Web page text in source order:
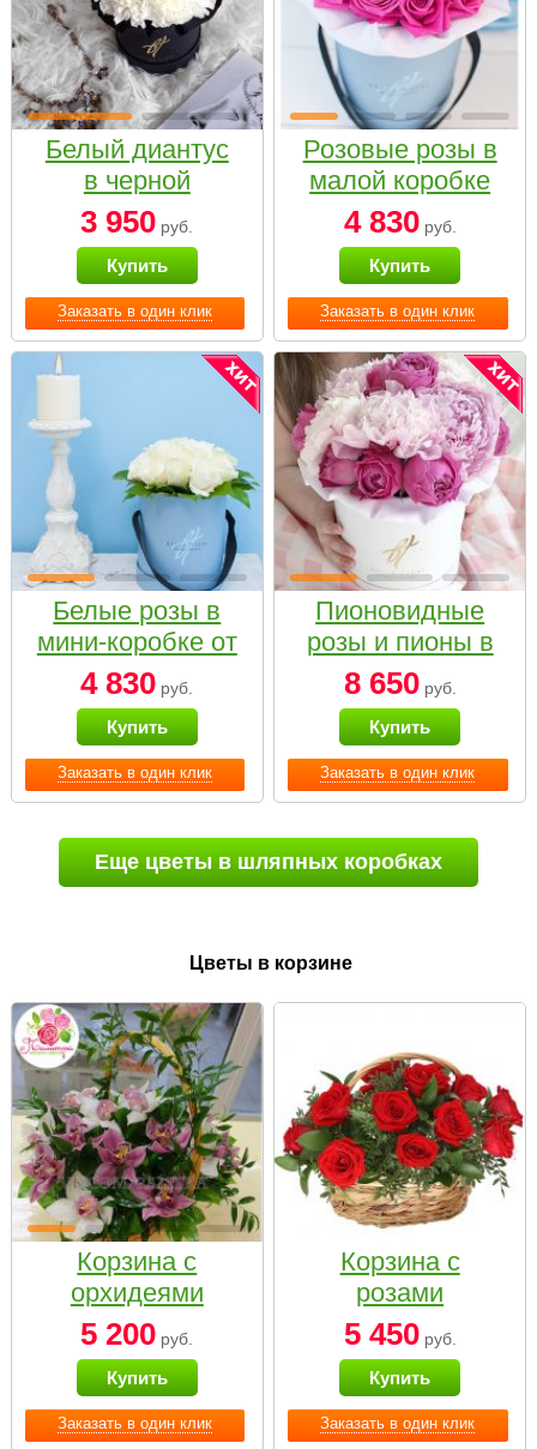
Заказать в один клик
Белый диантус
в черной
коробке Small
3 950 руб.
Купить
Заказать в один клик
Розовые розы в
малой коробке
4 830руб.
Купить
Заказать в один клик
Белые розы в
мини-коробке от
Bella Fiori
4 830 руб.
Купить
Заказать в один клик
Пионовидные
розы и пионы в
белой коробке
Small
8 650руб.
Купить
Еще цветы в шляпных коробках
Цветы в корзине
Заказать в один клик
Корзина с
орхидеями
малая
5 200 руб.
Купить
Заказать в один клик
Корзина с
розами
«Красный
Париж»
5 450руб.
Купить